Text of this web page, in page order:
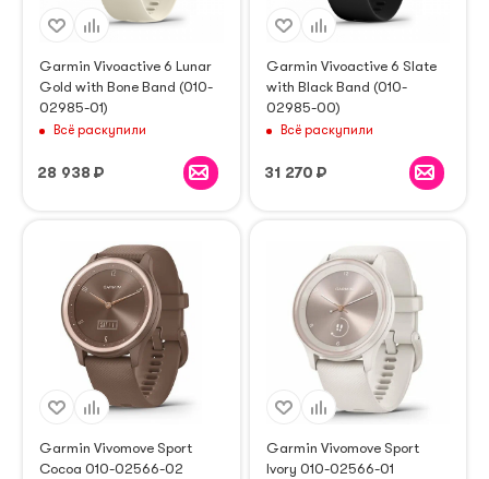
Garmin Vivoactive 6 Lunar
Gold with Bone Band (010-
02985-01)
Всё раскупили
28 938 ₽
Garmin Vivoactive 6 Slate
with Black Band (010-
02985-00)
Всё раскупили
31 270 ₽
Garmin Vivomove Sport
Cocoa 010-02566-02
Garmin Vivomove Sport
Ivory 010-02566-01